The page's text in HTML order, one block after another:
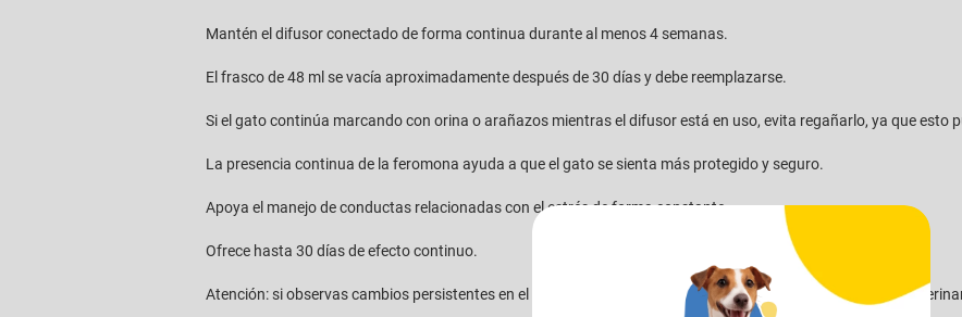
Mantén el difusor conectado de forma continua durante al menos 4 semanas.
El frasco de 48 ml se vacía aproximadamente después de 30 días y debe reemplazarse.
Si el gato continúa marcando con orina o arañazos mientras el difusor está en uso, evita regañarlo, ya que esto
La presencia continua de la feromona ayuda a que el gato se sienta más protegido y seguro.
Apoya el manejo de conductas relacionadas con el estrés de forma constante.
Ofrece hasta 30 días de efecto continuo.
Atención: si observas cambios persistentes en el comportamiento o signos de estrés, consulta al médico